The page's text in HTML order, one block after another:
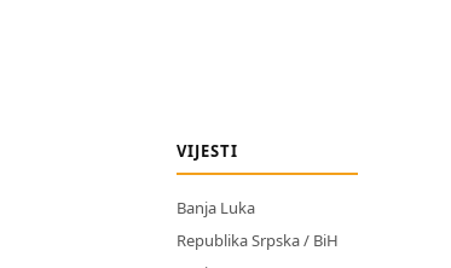
VIJESTI
Banja Luka
Republika Srpska / BiH